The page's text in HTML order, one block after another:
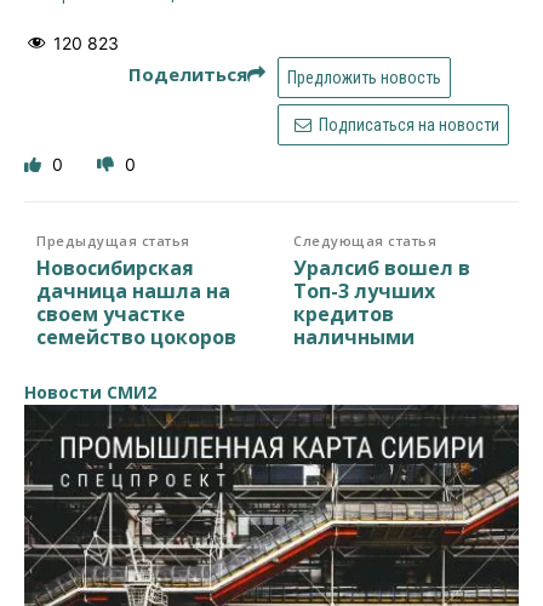
120 823
Поделиться Предложить новость
Подписаться на новости
0 0
Предыдущая статья
Новосибирская
дачница нашла на
своем участке
семейство цокоров
Следующая статья
Уралсиб вошел в
Топ-3 лучших
кредитов
наличными
Новости СМИ2